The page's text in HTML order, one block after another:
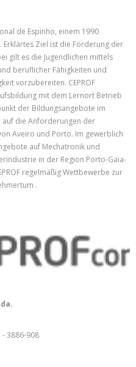
de Espinho, einem 1990
Ziel ist die Förderung der
gilt es die Jugendlichen mittels
beruflicher Fähigkeiten und
vorzubereiten. CEPROF
mit dem Lernort Betrieb
der Bildungsangebote im
die Anforderungen der
Aveiro und Porto. Im gewerblich
auf Mechatronik und
in der Region Porto-Gaia-
regelmäßig Wettbewerbe zur
.
3886-908